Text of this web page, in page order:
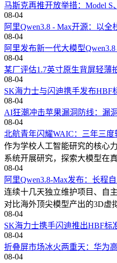
马斯克再推开放举措：Model
08-04
阿里Qwen3.8 - Max开源：以
08-04
阿里发布新一代大模型
08-04
某厂评估1.7英寸原生背屏轻薄
08-04
SK海力士与闪迪携手发布HBF
08-04
AI狂潮冲击苹果漏洞防线：漏
08-04
北航青年闪耀WAIC：三年三度
作为学校人工智能研究的核心
系统开展研究，探索大模型在
08-04
阿里Qwen3.8-Max发布：长程
连续十几天独立维护项目、自
对比海外顶尖模型产出的3D虚
08-04
SK海力士携手闪迪推出HBF
08-04
折叠屏市场冰火两重天：华为
08-04